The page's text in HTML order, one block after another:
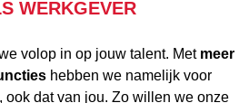
WERKGEVER
volop in op jouw talent. Met meer
hebben we namelijk voor
ook dat van jou. Zo willen we onze